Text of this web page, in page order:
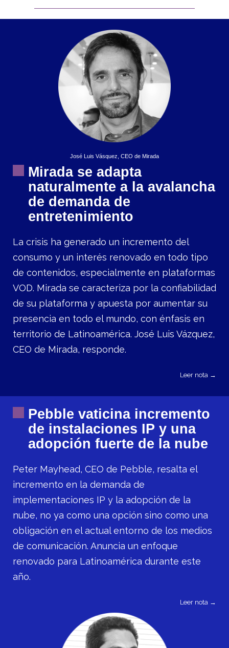
José Luis Vásquez, CEO de Mirada
Mirada se adapta
naturalmente a la avalancha
de demanda de
entretenimiento
La crisis ha generado un incremento del
consumo y un interés renovado en todo tipo
de contenidos, especialmente en plataformas
VOD. Mirada se caracteriza por la confiabilidad
de su plataforma y apuesta por aumentar su
presencia en todo el mundo, con énfasis en
territorio de Latinoamérica. José Luis Vázquez,
CEO de Mirada, responde.
Leer nota →
Pebble vaticina incremento
de instalaciones IP y una
adopción fuerte de la nube
Peter Mayhead, CEO de Pebble, resalta el
incremento en la demanda de
implementaciones IP y la adopción de la
nube, no ya como una opción sino como una
obligación en el actual entorno de los medios
de comunicación. Anuncia un enfoque
renovado para Latinoamérica durante este
año.
Leer nota →